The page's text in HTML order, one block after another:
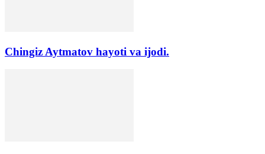
Chingiz Aytmatov hayoti va ijodi.